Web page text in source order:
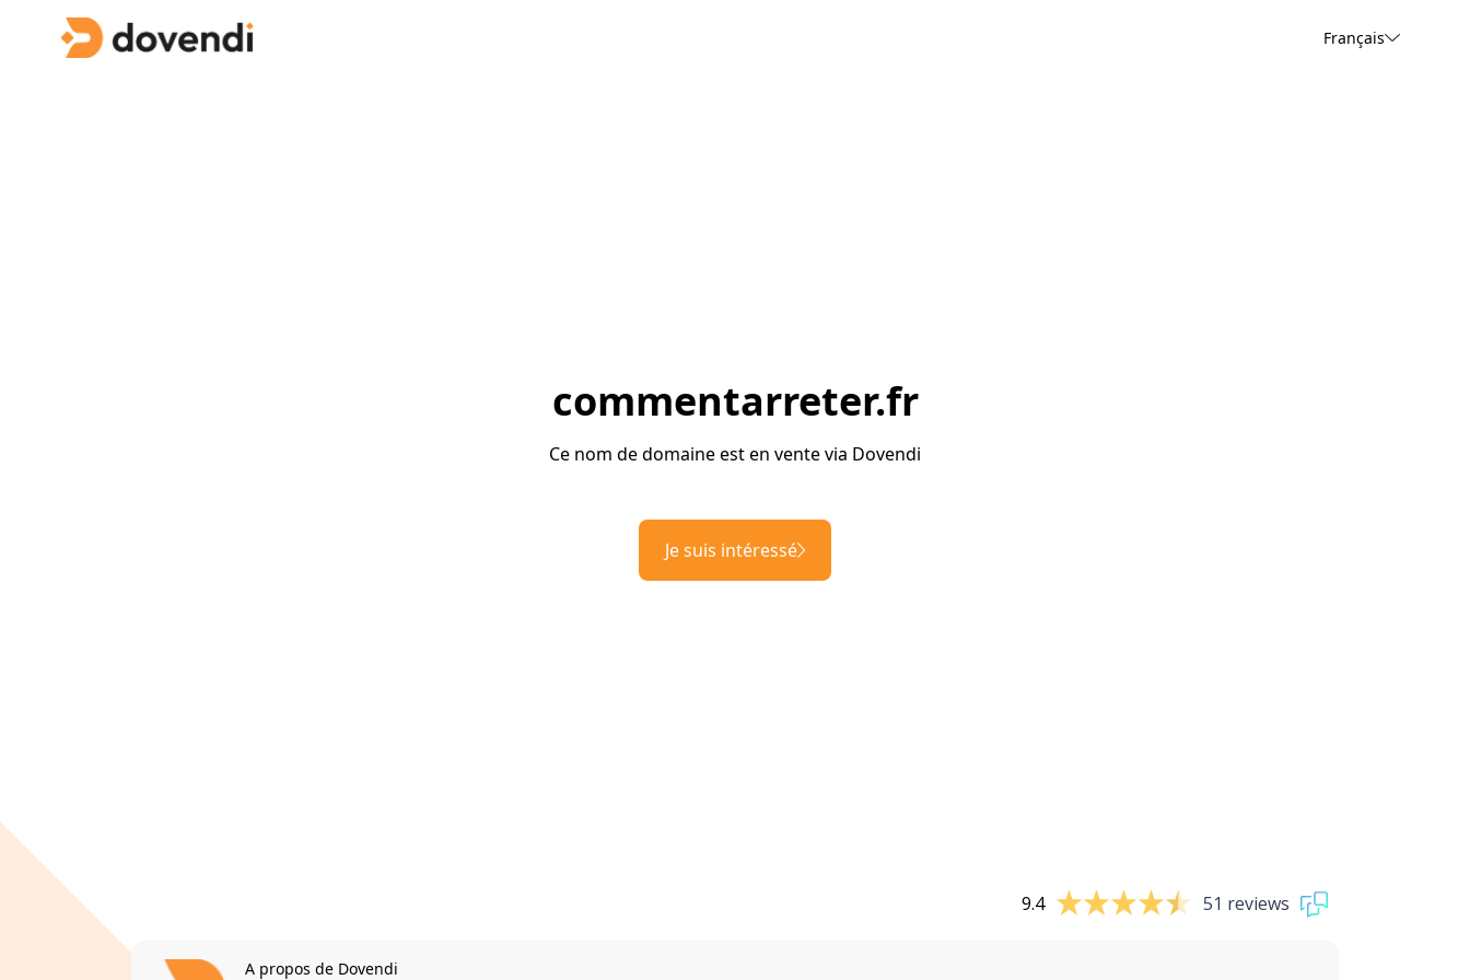
Français
commentarreter.fr
Ce nom de domaine est en vente via Dovendi
Je suis intéressé
9.4 51 reviews
A propos de Dovendi